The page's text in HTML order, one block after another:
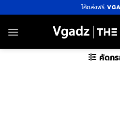
ไป
ยัง
โค้ดส่งฟรี:
คัดก